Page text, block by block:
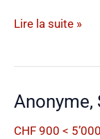
Anonyme,
Lire la suite »
Anonyme,
CHF 900 < 5’000